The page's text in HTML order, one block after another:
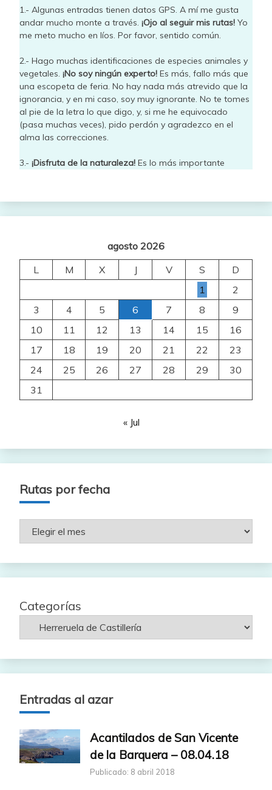
1.- Algunas entradas tienen datos GPS. A mí me gusta
andar mucho monte a través. ¡Ojo al seguir mis rutas! Yo
me meto mucho en líos. Por favor, sentido común.
2.- Hago muchas identificaciones de especies animales y
vegetales. ¡No soy ningún experto! Es más, fallo más que
una escopeta de feria. No hay nada más atrevido que la
ignorancia, y en mi caso, soy muy ignorante. No te tomes
al pie de la letra lo que digo, y, si me he equivocado
(pasa muchas veces), pido perdón y agradezco en el
alma las correcciones.
3.- ¡Disfruta de la naturaleza! Es lo más importante
agosto 2026
L
M X J V S
D
1
2
3
4 5 6 7 8
9
10
11 12 13 14 15
16
17
18 19 20 21 22
23
24
25 26 27 28 29
30
31
« Jul
Rutas por fecha
Rutas
Categorías
Entradas al azar
Acantilados de San Vicente
de la Barquera – 08.04.18
Publicado: 8 abril 2018